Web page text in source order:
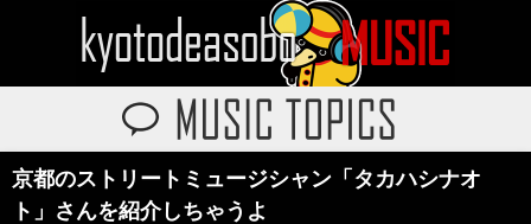
京都のストリートミュージシャン「タカハシナオ
ト」さんを紹介しちゃうよ